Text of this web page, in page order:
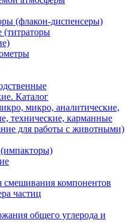
(флакон-диспенсеры)
Каталог
микро, аналитические,
технические, карманные
для работы с животными)
смешивания компонентов
частиц
общего углерода и